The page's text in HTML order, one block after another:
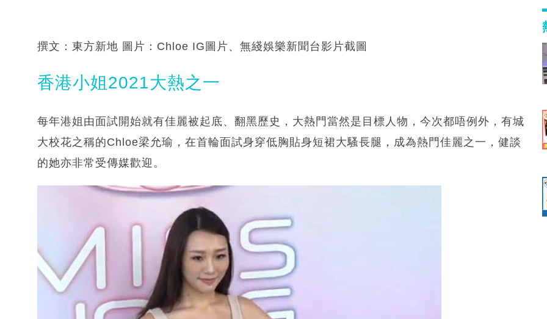
撰文：東方新地 圖片：Chloe IG圖片、無綫娛樂新聞台影片截圖
香港小姐2021大熱之一
每年港姐由面試開始就有佳麗被起底、翻黑歷史，大熱門當然是目標人物，今次都唔例外，有城
大校花之稱的Chloe梁允瑜，在首輪面試身穿低胸貼身短裙大騷長腿，成為熱門佳麗之一，健談
的她亦非常受傳媒歡迎。